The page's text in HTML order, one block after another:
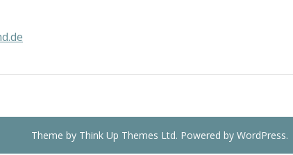
Theme by Think Up Themes Ltd. Powered by WordPress.